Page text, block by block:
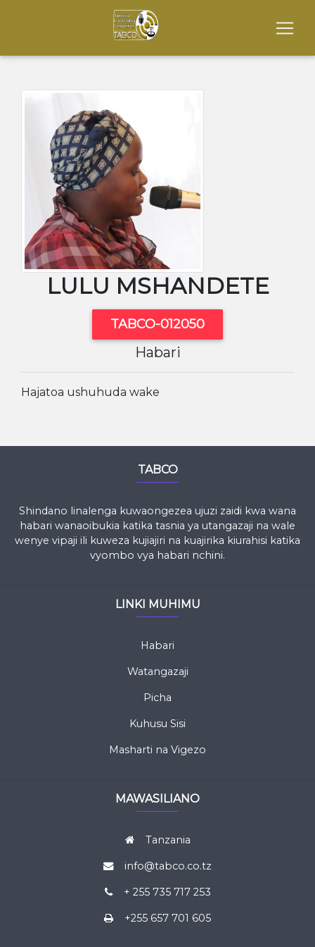
LULU MSHANDETE
TABCO-012050
Habari
Hajatoa ushuhuda wake
TABCO
Shindano linalenga kuwaongezea ujuzi zaidi kwa wana
habari wanaoibukia katika tasnia ya utangazaji na wale
wenye vipaji ili kuweza kujiajiri na kuajirika kiurahisi katika
vyombo vya habari nchini.
LINKI MUHIMU
Habari
Watangazaji
Picha
Kuhusu Sisi
Masharti na Vigezo
MAWASILIANO
Tanzania
info@tabco.co.tz
+ 255 735 717 253
+255 657 701 605